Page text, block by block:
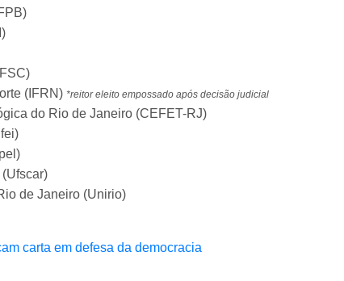
(IFRN) *reitor eleito empossado após decisão judicial
do Rio de Janeiro (CEFET-RJ)
de Janeiro (Unirio)
carta em defesa da democracia